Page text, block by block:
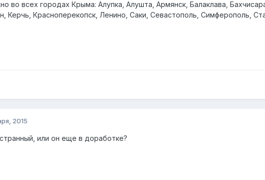
во всех городах Крыма: Алупка, Алушта, Армянск, Балаклава,
Керчь, Красноперекопск, Ленино, Саки, Севастополь, Симферополь,
2015
или он еще в доработке?